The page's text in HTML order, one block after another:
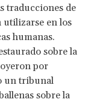
traducciones de
utilizarse en los
humanas.
sobre la
por
un tribunal
sobre la